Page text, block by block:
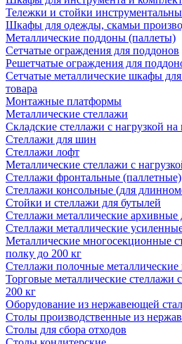
Тележки и стойки
Шкафы для одежды, скамьи
Металлические поддоны (паллеты)
Сетчатые ограждения для поддонов
Решетчатые ограждения для
Сетчатые металлические шкафы
товара
Монтажные платформы
Металлические стеллажи
Складские стеллажи с нагрузкой
Стеллажи для шин
Стеллажи лофт
Металлические стеллажи с
Стеллажи фронтальные (паллетные)
Стеллажи консольные (для
Стойки и стеллажи для бутылей
Стеллажи металлические архивные
Стеллажи металлические
Металлические многосекционные
полку до 200 кг
Стеллажи полочные металлические
Торговые металлические стеллажи
200 кг
Оборудование из нержавеющей
Столы производственные из
Столы для сбора отходов